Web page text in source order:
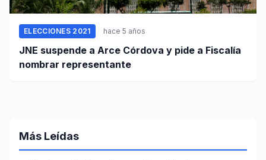
ELECCIONES 2021 hace 5 años
JNE suspende a Arce Córdova y pide a Fiscalía
nombrar representante
Más Leídas